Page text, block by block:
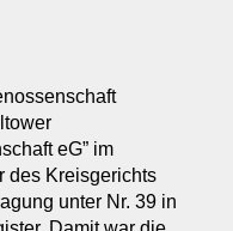
eG” im
des Kreisgerichts
unter Nr. 39 in